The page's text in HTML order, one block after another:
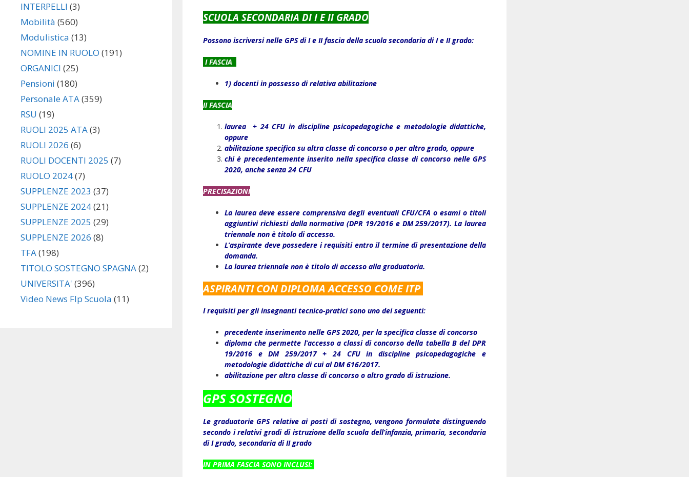
SCUOLA SECONDARIA DI I E II GRADO
Possono iscriversi nelle GPS di I e II fascia della scuola secondaria di I e II grado:
I FASCIA
1) docenti in possesso di relativa abilitazione
II FASCIA
laurea + 24 CFU in discipline psicopedagogiche e metodologie didattiche,
oppure
abilitazione specifica su altra classe di concorso o per altro grado, oppure
chi è precedentemente inserito nella specifica classe di concorso nelle GPS
2020, anche senza 24 CFU
PRECISAZIONI
La laurea deve essere comprensiva degli eventuali CFU/CFA o esami o titoli
aggiuntivi richiesti dalla normativa (DPR 19/2016 e DM 259/2017). La laurea
triennale non è titolo di accesso.
L’aspirante deve possedere i requisiti entro il termine di presentazione della
domanda.
La laurea triennale non è titolo di accesso alla graduatoria.
ASPIRANTI CON DIPLOMA ACCESSO COME ITP
I requisiti per gli insegnanti tecnico-pratici sono uno dei seguenti:
precedente inserimento nelle GPS 2020, per la specifica classe di concorso
diploma che permette l’accesso a classi di concorso della tabella B del DPR
19/2016 e DM 259/2017 + 24 CFU in discipline psicopedagogiche e
metodologie didattiche di cui al DM 616/2017.
abilitazione per altra classe di concorso o altro grado di istruzione.
GPS SOSTEGNO
Le graduatorie GPS relative ai posti di sostegno, vengono formulate distinguendo
secondo i relativi gradi di istruzione della scuola dell’infanzia, primaria, secondaria
di I grado, secondaria di II grado
IN PRIMA FASCIA SONO INCLUSI:
INTERPELLI (3)
Mobilità (560)
Modulistica (13)
NOMINE IN RUOLO (191)
ORGANICI (25)
Pensioni (180)
Personale ATA(359)
RSU (19)
RUOLI 2025 ATA(3)
RUOLI 2026 (6)
RUOLI DOCENTI 2025 (7)
RUOLO 2024(7)
SUPPLENZE 2023 (37)
SUPPLENZE 2024(21)
SUPPLENZE 2025 (29)
SUPPLENZE 2026 (8)
TFA(198)
TITOLO SOSTEGNO SPAGNA(2)
UNIVERSITA' (396)
Video News Flp Scuola (11)